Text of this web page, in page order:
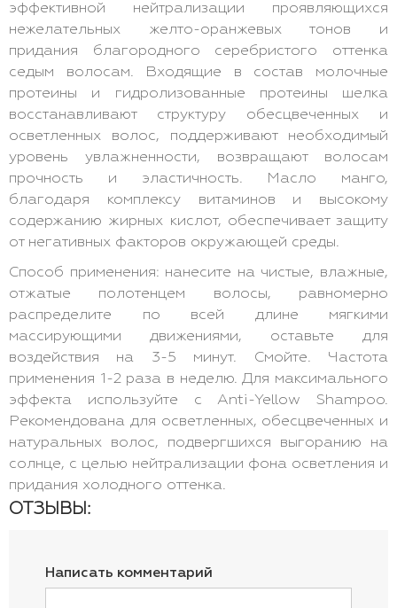
эффективной нейтрализации проявляющихся
нежелательных желто-оранжевых тонов и
придания благородного серебристого оттенка
седым волосам. Входящие в состав молочные
протеины и гидролизованные протеины шелка
восстанавливают структуру обесцвеченных и
осветленных волос, поддерживают необходимый
уровень увлажненности, возвращают волосам
прочность и эластичность. Масло манго,
благодаря комплексу витаминов и высокому
содержанию жирных кислот, обеспечивает защиту
от негативных факторов окружающей среды.
Способ применения: нанесите на чистые, влажные,
отжатые полотенцем волосы, равномерно
распределите по всей длине мягкими
массирующими движениями, оставьте для
воздействия на 3-5 минут. Смойте. Частота
применения 1-2 раза в неделю. Для максимального
эффекта используйте с Anti-Yellow Shampoo.
Рекомендована для осветленных, обесцвеченных и
натуральных волос, подвергшихся выгоранию на
солнце, с целью нейтрализации фона осветления и
придания холодного оттенка.
ОТЗЫВЫ:
Написать комментарий